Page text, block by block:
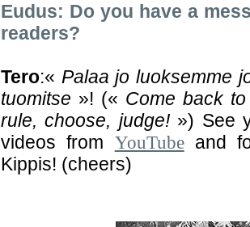
Eudus: Do you have a
readers?
Tero:« Palaa jo luoksemme
tuomitse »! (« Come back
rule, choose, judge! ») See
videos from YouTubeand
Kippis! (cheers)